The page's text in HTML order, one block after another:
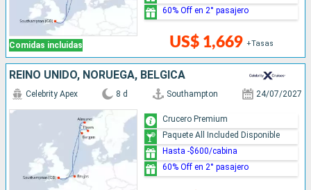
Comidas incluidas US$ 1,669 +Tasas
60% Off en 2° pasajero
REINO UNIDO, NORUEGA, BÉLGICA
Celebrity Apex 8 d Southampton 24/07/2027
Crucero Premium
Paquete All Included Disponible
Hasta -$600/cabina
60% Off en 2° pasajero